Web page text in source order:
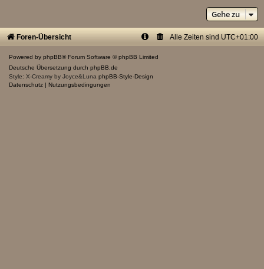
Gehe zu
Foren-Übersicht Alle Zeiten sind UTC+01:00
Powered by phpBB® Forum Software © phpBB Limited
Deutsche Übersetzung durch phpBB.de
Style: X-Creamy by Joyce&Luna phpBB-Style-Design
Datenschutz | Nutzungsbedingungen